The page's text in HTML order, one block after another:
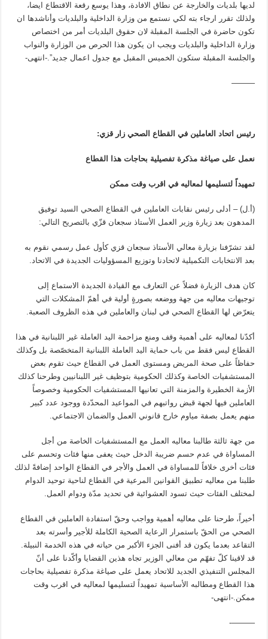
لديها بلديات والخارجة عن نطاق الافادة، وهذا يوسع رقعة الاقتطاع ايضا،
ولذلك تقرر ارجاء بته لكي نستمع من وزارة الداخلية والبلديات وأناشدها ان
تكون حاضرة في الجلسة المقبلة لان حقوق البلديات أمر من اختصاص
وزارة الداخلية والبلديات ويجب ان يكون هذا الحرص من الوزارة والنواب
والجلسة المقبلة ستكون الخميس المقبل مع جدول اعمال جديد”.-انتهى-
———
رئيس اتحاد العاملين في القطاع الصحي زار قزي:
نعمل على صياغة مذكرة تفصيلية بحاجات هذا القطاع
تمهيداً لتسليمها لمعاليه في اقرب وقت ممكن
(أ.ل) – أدلى رئيس نقابات العاملين في القطاع الصحي السيد توفيق
المدهون بعد زيارة وزير العمل الأستاذ سجعان قزّي بالتصريح التالي:
لقد تشرّفنا بزيارة معالي الأستاذ سجعان قزي كأول عمل رسمي نقوم به
بعد الانتخابات التكميلية لاتحادنا وتوزيع المسؤوليات الجديدة في الاتحاد.
كان هدف الزيارة فضلاً عن التعارف مع القيادة الجديدة الاستماع إلى
توجيهات معاليه من جهة ووضعه بصورةٍ أولية في أهمّ المشكلات التي
يتعرّض لها القطاع الصحي في لبنان والعاملين في هذه الظروف الصعبة.
أكدّنا لمعاليه على أهمية وقف ومنع مزاحمة اليد العاملة غير اللبنانية في هذا
القطاع ليس فقط من باب حماية اليد العاملة اللبنانية المتخصّصة بل وكذلك
حفاظاً على صحة المريض ومستوى العمل في القطاع حيث تقوم بعض
المستشفيات الخاصة وكذلك الحكومية بتوظيف غير اللبنانيين وطرحنا كذلك
الأزمة الخطيرة والمزمنة التي تعانيها المستشفيات الحكومية وخصوصاً
العاملين فيها لجهة قبض رواتبهم في المواعيد المحدّدة ووجود عدد كبير
منهم يعمل بصفة مياوم خارج قانوني العمل والضمان الاجتماعي.
من جهة ثالثة طالبنا معاليه العمل مع المستشفيات الخاصة من أجل
المساواة في عدم حسم ضريبة الدخل حيث يعفى منها فئات وتحسم على
فئات أخرى خلافاً للمساواة في العمل والأجر في القطاع الواحد إضافةً لذلك
طلبنا من معاليه تطبيق القوانين المرعية في القطاع لناحية توحيد الدوام
لمختلف الفئات حيث تسود العشوائية في تحديد مدّة ودوام العمل.
أخيراً، طرحنا على معاليه أهمية وواجب وحقّ استفادة العاملين في القطاع
الصحي من الحقّ باستمرار الرعاية الصحية الكاملة للأجير وأسرته بعد
التقاعد بعدما يكون قد أفنى الجزء الأكبر من حياته في هذه الخدمة النبيلة.
قد لاقينا كلّ تفهّم من معالي الوزير تجاه هذين القضايا وأكّدنا على أنّ
المجلس التنفيذي الجديد للاتحاد يعمل على صياغة مذكرة تفصيلية بحاجات
هذا القطاع ومطالبه الأساسية تمهيداً لتسليمها لمعاليه في اقرب وقت
ممكن.-انتهى-
———-